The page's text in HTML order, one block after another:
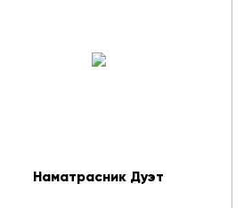
Наматрасник Дуэт